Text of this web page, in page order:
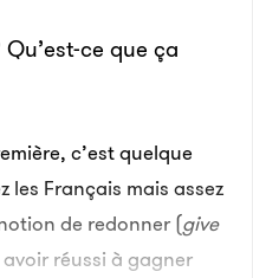
ce que ça
c’est quelque
les Français mais assez
de redonner (give
avoir réussi à gagner